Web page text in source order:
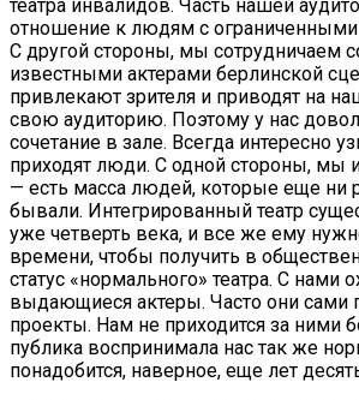
театра инвалидов. Часть нашей
отношение к людям с
С другой стороны, мы сотрудничаем
известными актерами берлинской
привлекают зрителя и приводят на
свою аудиторию. Поэтому у нас
сочетание в зале. Всегда интересно
приходят люди. С одной стороны, мы
— есть масса людей, которые еще ни
бывали. Интегрированный театр
уже четверть века, и все же ему
времени, чтобы получить в
статус «нормального» театра. С нами
выдающиеся актеры. Часто они сами
проекты. Нам не приходится за ними
публика воспринимала нас так же
понадобится, наверное, еще лет